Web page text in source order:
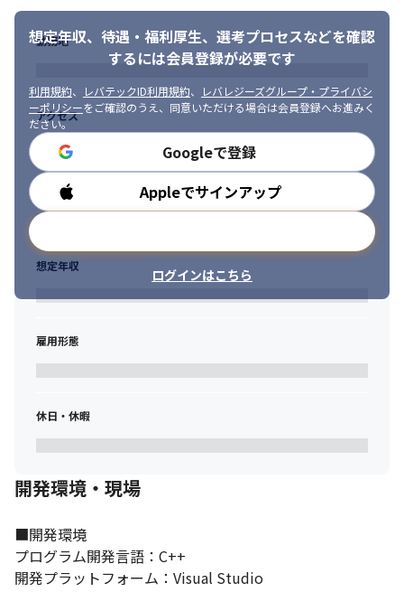
想定年収、待遇・福利厚生、 選考プロセスなどを確認
するには会員登録が必要です
利用規約、 レバテックID利用規約、
レバレジーズグループ・プライバシ
ーポリシーをご確認のうえ、同意いただける場合は会員登録へお進みく
ださい。
Googleで登録
Appleでサインアップ
ログインはこちら
勤務地
アクセス
勤務時間
想定年収
雇用形態
休日・休暇
開発環境・現場
■開発環境
プログラム開発言語：C++
開発プラットフォーム：Visual Studio